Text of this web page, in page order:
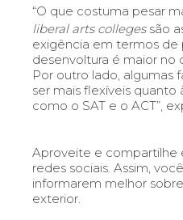
“O que costuma pesar
liberal arts collegessão
exigência em termos de
desenvoltura é maior no
Por outro lado, algumas
ser mais flexíveis quanto
como o SAT e o ACT”,
Aproveite e compartilhe
redes sociais. Assim,
informarem melhor
exterior.